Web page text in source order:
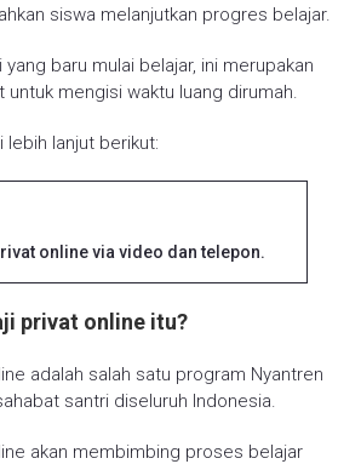
siswa melanjutkan progres belajar.
baru mulai belajar, ini merupakan
mengisi waktu luang dirumah.
lebih lanjut berikut:
online via video dan telepon.
privat online itu?
adalah salah satu program Nyantren
santri diseluruh Indonesia.
akan membimbing proses belajar